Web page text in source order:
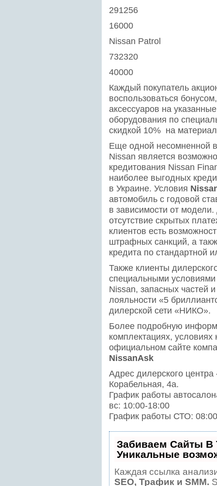
291256
16000
Nissan Patrol
732320
40000
Каждый покупатель
воспользоваться
аксессуаров на
оборудования по
скидкой 10% на
Еще одной несомненной
Nissan является
кредитования Nissan
наиболее выгодных
в Украине. Условия
автомобиль с годовой
в зависимости от
отсутствие скрытых
клиентов есть
штрафных санкций, а
кредита по стандартной
Также клиенты
специальными
Nissan, запасных частей
лояльности «5
дилерской сети «НИКО».
Более подробную
комплектациях,
официальном сайте
NissanAsk
Адрес дилерского
Корабельная, 4а.
График работы
вс: 10:00-18:00
График работы СТО:
Забиваем Сайты
Уникальные
Каждая ссылка
SEO, Трафик и SMM.